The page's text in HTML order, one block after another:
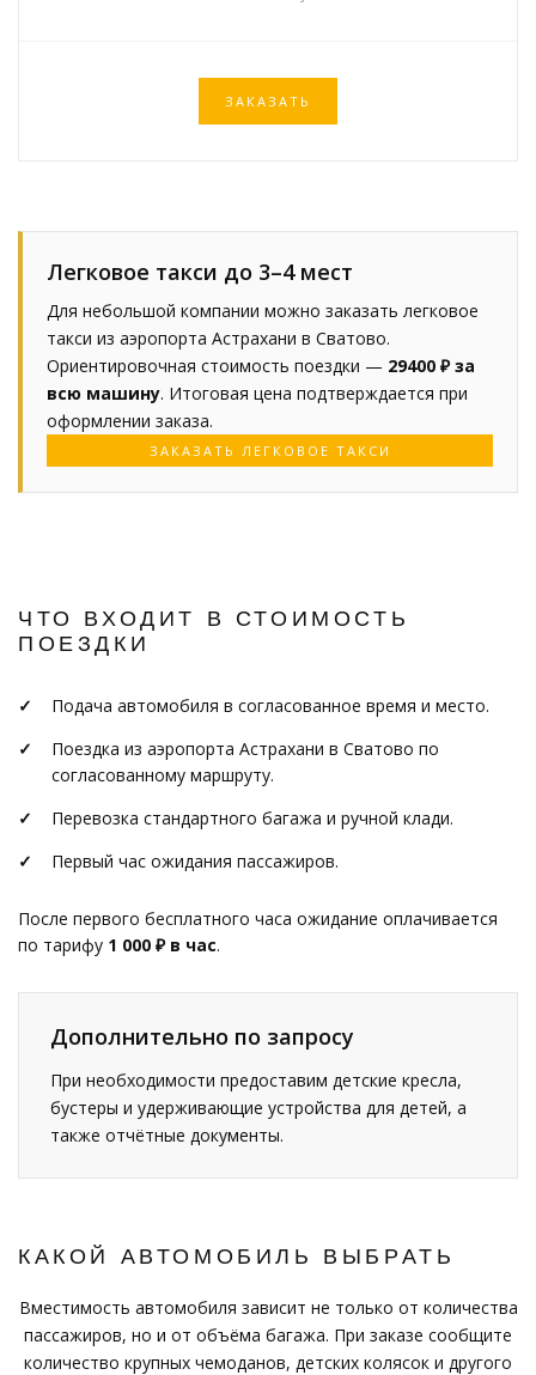
ЗАКАЗАТЬ
Легковое такси до 3–4 мест
Для небольшой компании можно заказать легковое
такси из аэропорта Астрахани в Сватово.
Ориентировочная стоимость поездки — 29400 ₽ за
всю машину. Итоговая цена подтверждается при
оформлении заказа.
ЗАКАЗАТЬ ЛЕГКОВОЕ ТАКСИ
ЧТО ВХОДИТ В СТОИМОСТЬ
ПОЕЗДКИ
Подача автомобиля в согласованное время и место.
Поездка из аэропорта Астрахани в Сватово по
согласованному маршруту.
Перевозка стандартного багажа и ручной клади.
Первый час ожидания пассажиров.
После первого бесплатного часа ожидание оплачивается
по тарифу 1 000 ₽ в час.
Дополнительно по запросу
При необходимости предоставим детские кресла,
бустеры и удерживающие устройства для детей, а
также отчётные документы.
КАКОЙ АВТОМОБИЛЬ ВЫБРАТЬ
Вместимость автомобиля зависит не только от количества
пассажиров, но и от объёма багажа. При заказе сообщите
количество крупных чемоданов, детских колясок и другого